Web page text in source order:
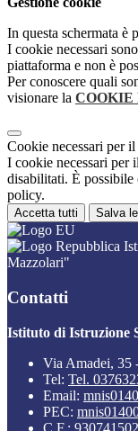
In questa schermata è
I cookie necessari
piattaforma e non è
Per conoscere quali
visionare la COOKIE
Cookie necessari per
I cookie necessari per
disabilitati. È possibile
policy.
Accetta tutti Salva
Mazzolari"
Contatti
Istituto di Istruzione
Via Amadei, 35
Tel: Tel.
Email:
PEC:
C.F.: